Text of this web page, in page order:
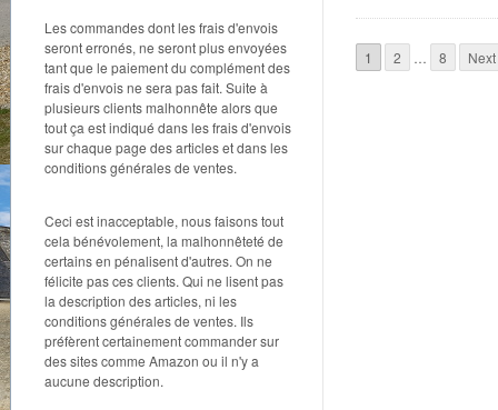
1 2 … 8
Les commandes dont les frais d'envois
seront erronés, ne seront plus envoyées
tant que le paiement du complément des
frais d'envois ne sera pas fait. Suite à
plusieurs clients malhonnête alors que
tout ça est indiqué dans les frais d'envois
sur chaque page des articles et dans les
conditions générales de ventes.
Ceci est inacceptable, nous faisons tout
cela bénévolement, la malhonnêteté de
certains en pénalisent d'autres. On ne
félicite pas ces clients. Qui ne lisent pas
la description des articles, ni les
conditions générales de ventes. Ils
préfèrent certainement commander sur
des sites comme Amazon ou il n'y a
aucune description.